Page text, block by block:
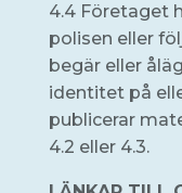
4.4 Företaget
polisen eller
begär eller
identitet på
publicerar
4.2 eller 4.3.